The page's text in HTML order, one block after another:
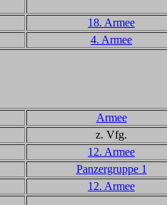
18. Armee
4. Armee
Armee
z. Vfg.
12. Armee
Panzergruppe 1
12. Armee